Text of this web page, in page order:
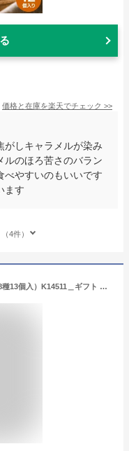
価格と在庫を楽天でチェック >>
がしキャラメルが染み
ルのほろ苦さのバラン
べやすいのもいいです
ます
4件）
パティスリーキハチ 焼菓子ギフト（8種13個入）K14511＿ギフト 箱菓子 焼菓子 お菓子 詰め合わせ スイーツ 贈答用 送料無料